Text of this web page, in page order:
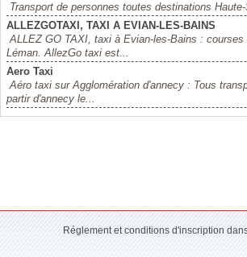
Transport de personnes toutes destinations
ALLEZGOTAXI, TAXI A EVIAN-LES-BAINS
ALLEZ GO TAXI, taxi à Evian-les-Bains :
Léman. AllezGo taxi est...
Aero Taxi
Aéro taxi sur Agglomération d'annecy : Tous
partir d'annecy le...
Réglement et conditions d'inscription